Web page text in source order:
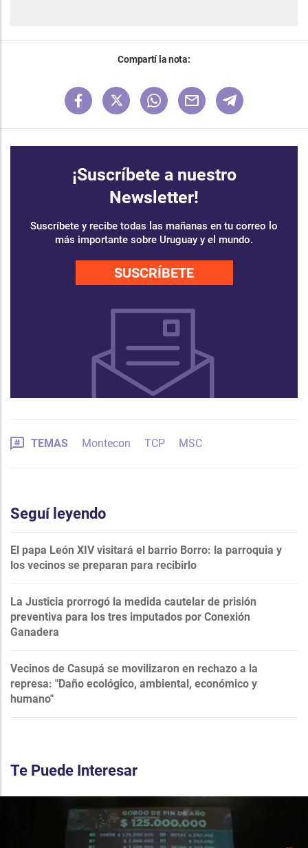
Compartí la nota:
¡Suscríbete a nuestro
Newsletter!
Suscríbete y recibe todas las mañanas en tu correo lo
más importante sobre Uruguay y el mundo.
SUSCRÍBETE
TEMAS Montecon TCP MSC
Seguí leyendo
El papa León XIV visitará el barrio Borro: la parroquia y
los vecinos se preparan para recibirlo
La Justicia prorrogó la medida cautelar de prisión
preventiva para los tres imputados por Conexión
Ganadera
Vecinos de Casupá se movilizaron en rechazo a la
represa: "Daño ecológico, ambiental, económico y
humano"
Te Puede Interesar